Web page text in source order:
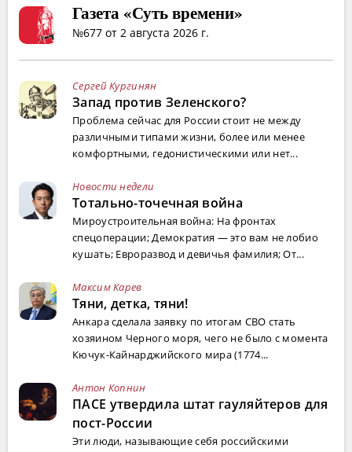
Газета «Суть времени»
№677 от 2 августа 2026 г.
Сергей Кургинян
Запад против Зеленского?
Проблема сейчас для России стоит не между
различными типами жизни, более или менее
комфортными, гедонистическими или нет...
Новости недели
Тотально-точечная война
Мироустроительная война: На фронтах
спецоперации; Демократия — это вам не лобио
кушать; Евроразвод и девичья фамилия; От...
Максим Карев
Тяни, детка, тяни!
Анкара сделала заявку по итогам СВО стать
хозяином Черного моря, чего не было с момента
Кючук-Кайнарджийского мира (1774...
Антон Копнин
ПАСЕ утвердила штат гауляйтеров для
пост-России
Эти люди, называющие себя российскими